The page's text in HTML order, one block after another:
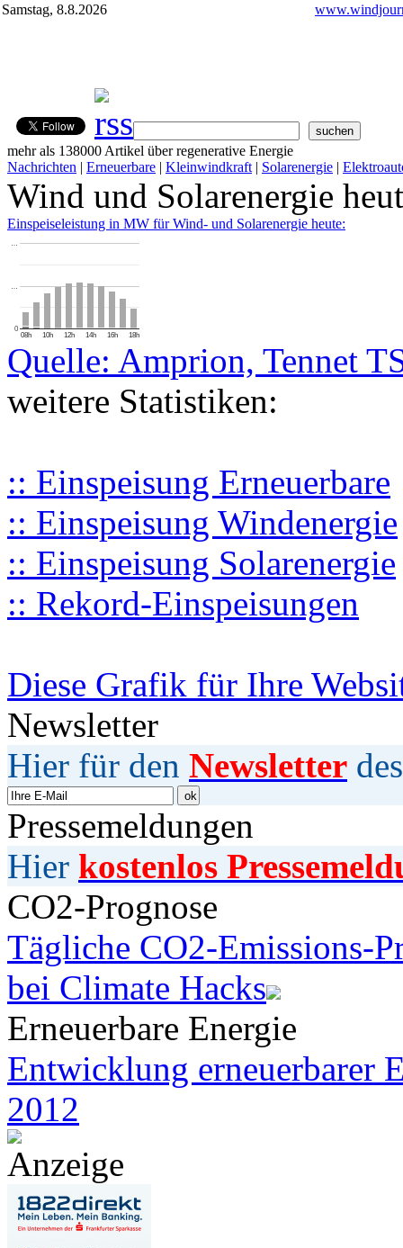
Samstag, 8.8.2026
mehr als 138000 Artikel über regenerative Energie
Nachrichten | Erneuerbare | Kleinwindkraft | Solarenergie |
Wind und Solarenergie
Einspeiseleistung in MW für Wind- und Solarenergie heute:
08h 10h 12h 14h 16h 18h
0
…
…
Quelle: Amprion, Tennet
weitere Statistiken:
:: Einspeisung Erneuerbare
:: Einspeisung Windenergie
:: Einspeisung Solarenergie
:: Rekord-Einspeisungen
Diese Grafik für Ihre
Newsletter
Hier für den Newsletter
Pressemeldungen
Hier kostenlos
CO2-Prognose
Tägliche CO2-Emissions-
bei Climate Hacks
Erneuerbare Energie
Entwicklung erneuerbarer
2012
Anzeige